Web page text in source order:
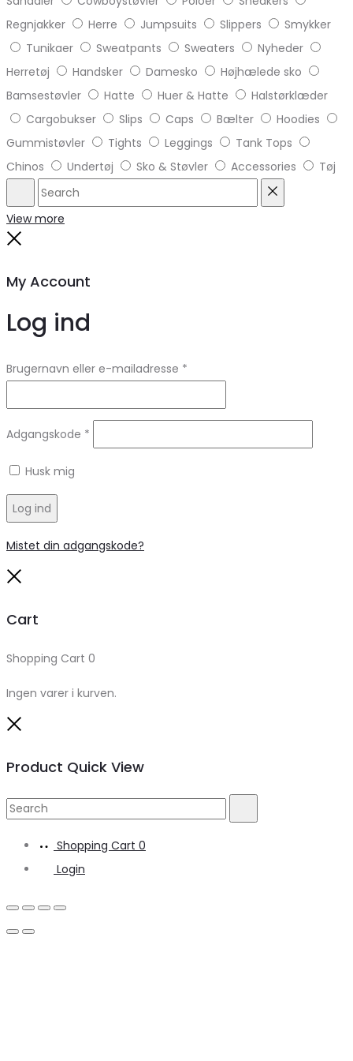
Regnjakker
Herre Jumpsuits Slippers
Smykker
Tunikaer
Sweatpants Sweaters
Nyheder
Herretøj
Handsker Damesko
Højhælede sko
Bamsestøvler
Hatte Huer & Hatte
Halstørklæder
Cargobukser
Slips Caps Bælter
Hoodies
Gummistøvler
Tights Leggings
Tank Tops
Chinos
Undertøj Sko & Støvler Accessories Tøj
Search
View more
My Account
Log ind
Brugernavn eller e-mailadresse *
Adgangskode *
Husk mig
Log ind
Mistet din adgangskode?
Cart
Shopping Cart 0
Ingen varer i kurven.
Product Quick View
Search
Shopping Cart 0
Login